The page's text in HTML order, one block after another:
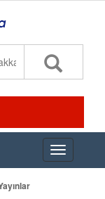
Toggle
navigation